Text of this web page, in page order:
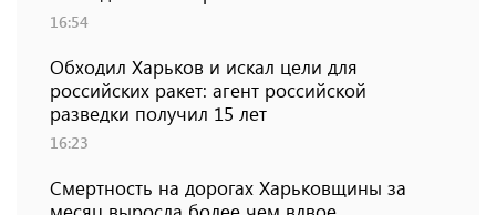
16:54
Обходил Харьков и искал цели для
российских ракет: агент российской
разведки получил 15 лет
16:23
Смертность на дорогах Харьковщины за
месяц выросла более чем вдвое